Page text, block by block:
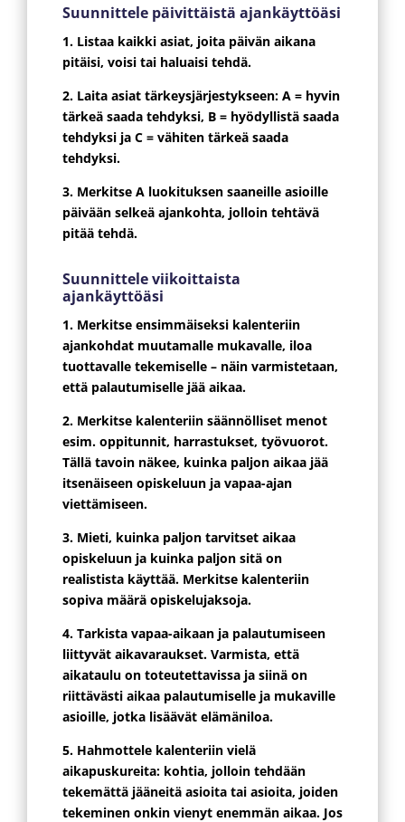
Suunnittele päivittäistä ajankäyttöäsi
1. Listaa kaikki asiat, joita päivän aikana
pitäisi, voisi tai haluaisi tehdä.
2. Laita asiat tärkeysjärjestykseen: A = hyvin
tärkeä saada tehdyksi, B = hyödyllistä saada
tehdyksi ja C = vähiten tärkeä saada
tehdyksi.
3. Merkitse A luokituksen saaneille asioille
päivään selkeä ajankohta, jolloin tehtävä
pitää tehdä.
Suunnittele viikoittaista
ajankäyttöäsi
1. Merkitse ensimmäiseksi kalenteriin
ajankohdat muutamalle mukavalle, iloa
tuottavalle tekemiselle – näin varmistetaan,
että palautumiselle jää aikaa.
2. Merkitse kalenteriin säännölliset menot
esim. oppitunnit, harrastukset, työvuorot.
Tällä tavoin näkee, kuinka paljon aikaa jää
itsenäiseen opiskeluun ja vapaa-ajan
viettämiseen.
3. Mieti, kuinka paljon tarvitset aikaa
opiskeluun ja kuinka paljon sitä on
realistista käyttää. Merkitse kalenteriin
sopiva määrä opiskelujaksoja.
4. Tarkista vapaa-aikaan ja palautumiseen
liittyvät aikavaraukset. Varmista, että
aikataulu on toteutettavissa ja siinä on
riittävästi aikaa palautumiselle ja mukaville
asioille, jotka lisäävät elämäniloa.
5. Hahmottele kalenteriin vielä
aikapuskureita: kohtia, jolloin tehdään
tekemättä jääneitä asioita tai asioita, joiden
tekeminen onkin vienyt enemmän aikaa. Jos